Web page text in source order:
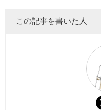
この記事を書いた人